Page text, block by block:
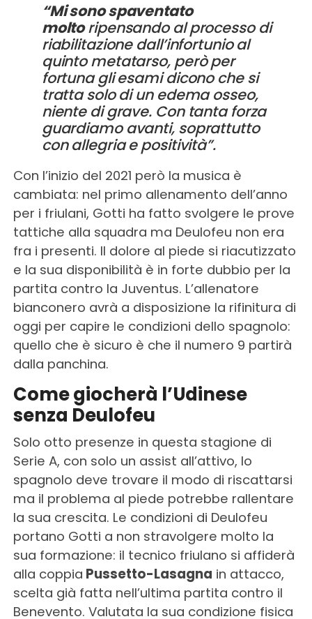
“Mi sono spaventato
moltoripensando al processo di
riabilitazione dall’infortunio al
quinto metatarso, però per
fortuna gli esami dicono che si
tratta solo di un edema osseo,
niente di grave. Con tanta forza
guardiamo avanti, soprattutto
con allegria e positività”.
Con l’inizio del 2021 però la musica è
cambiata: nel primo allenamento dell’anno
per i friulani, Gotti ha fatto svolgere le prove
tattiche alla squadra ma Deulofeu non era
fra i presenti. Il dolore al piede si riacutizzato
e la sua disponibilità è in forte dubbio per la
partita contro la Juventus. L’allenatore
bianconero avrà a disposizione la rifinitura di
oggi per capire le condizioni dello spagnolo:
quello che è sicuro è che il numero 9 partirà
dalla panchina.
Come giocherà l’Udinese
senza Deulofeu
Solo otto presenze in questa stagione di
Serie A, con solo un assist all’attivo, lo
spagnolo deve trovare il modo di riscattarsi
ma il problema al piede potrebbe rallentare
la sua crescita. Le condizioni di Deulofeu
portano Gotti a non stravolgere molto la
sua formazione: il tecnico friulano si affiderà
alla coppia Pussetto-Lasagna in attacco,
scelta già fatta nell’ultima partita contro il
Benevento. Valutata la sua condizione fisica